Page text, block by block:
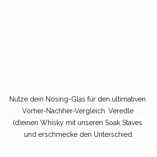
Nutze dein Nosing-Glas für den ultimativen
Vorher-Nachher-Vergleich. Veredle
(d)einen Whisky mit unseren Soak Staves
und erschmecke den Unterschied.